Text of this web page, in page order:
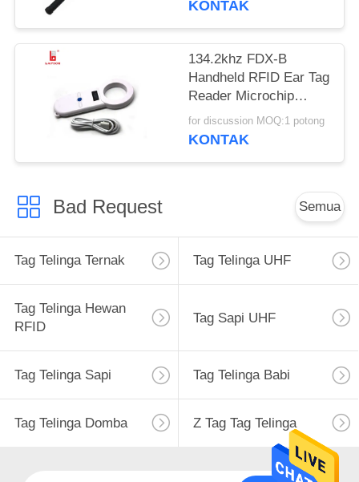
KONTAK
134.2khz FDX-B
Handheld RFID Ear Tag
Reader Microchip
Scanner Untuk
Manajemen
for discussion MOQ:1 potong
KONTAK
Bad Request Semua
Tag Telinga Ternak Tag Telinga UHF
Tag Telinga Hewan
RFID
Tag Sapi UHF
Tag Telinga Sapi Tag Telinga Babi
Tag Telinga Domba Z Tag Tag Telinga